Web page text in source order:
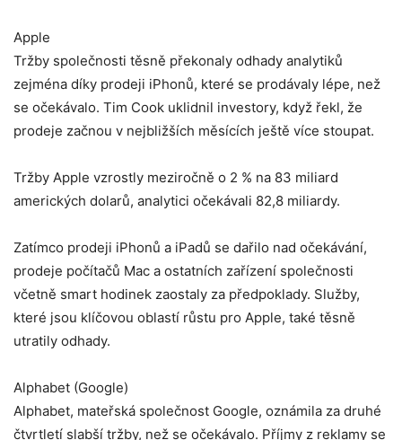
Apple
Tržby společnosti těsně překonaly odhady analytiků
zejména díky prodeji iPhonů, které se prodávaly lépe, než
se očekávalo. Tim Cook uklidnil investory, když řekl, že
prodeje začnou v nejbližších měsících ještě více stoupat.
Tržby Apple vzrostly meziročně o 2 % na 83 miliard
amerických dolarů, analytici očekávali 82,8 miliardy.
Zatímco prodeji iPhonů a iPadů se dařilo nad očekávání,
prodeje počítačů Mac a ostatních zařízení společnosti
včetně smart hodinek zaostaly za předpoklady. Služby,
které jsou klíčovou oblastí růstu pro Apple, také těsně
utratily odhady.
Alphabet (Google)
Alphabet, mateřská společnost Google, oznámila za druhé
čtvrtletí slabší tržby, než se očekávalo. Příjmy z reklamy se